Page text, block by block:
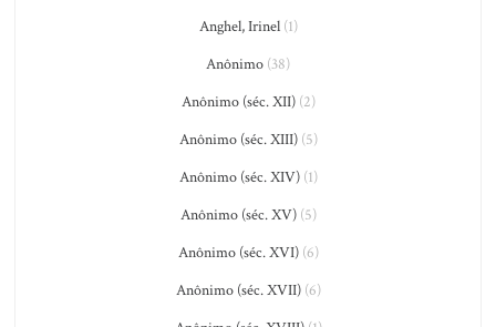
Anghel, Irinel(1)
Anônimo (38)
Anônimo (séc. XII)(2)
Anônimo (séc. XIII)(5)
Anônimo (séc. XIV)(1)
Anônimo (séc. XV)(5)
Anônimo (séc. XVI)(6)
Anônimo (séc. XVII)(6)